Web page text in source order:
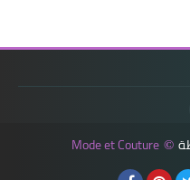
©
Mode et Couture